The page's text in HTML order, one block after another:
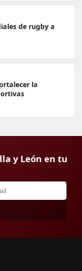
de rugby a
la
y León en tu